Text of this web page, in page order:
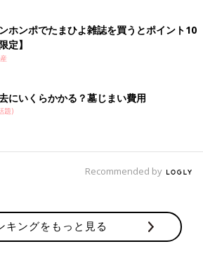
ホンポでたまひよ雑誌を買うとポイント10
定】
にいくらかかる？墓じまい費用
題)
Recommended by
キングをもっと見る